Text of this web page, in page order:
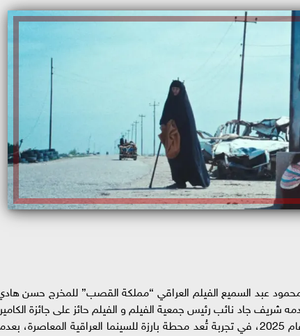
عبد السميع الفيلم العراقي “مملكة القصب” للمخرج حسن
غداً السبت 16 مايو الجاري يقدمه شريف جاد نائب رئيس جمعية الفيلم و الفيلم حائز على جائزة
الذهبية، وجائزة الجمهور في مهرجان كان السينمائي عام 2025، في تجربة تُعد محطة بارزة للسينما العراقية المعاصرة،